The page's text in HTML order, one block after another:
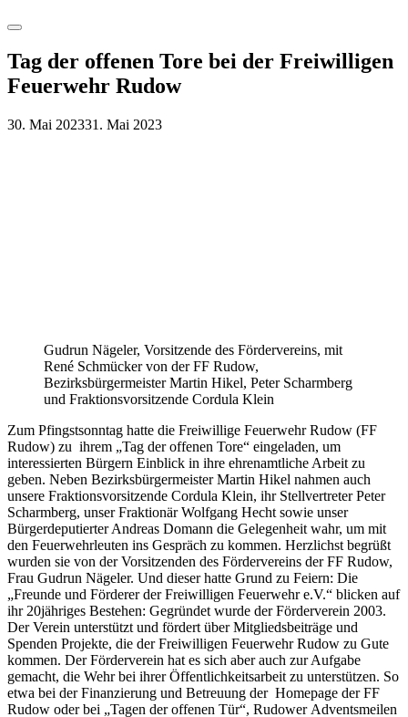
Menu
Tag der offenen Tore bei der Freiwilligen
Feuerwehr Rudow
30. Mai 202331. Mai 2023
Gudrun Nägeler, Vorsitzende des Fördervereins, mit
René Schmücker von der FF Rudow,
Bezirksbürgermeister Martin Hikel, Peter Scharmberg
und Fraktionsvorsitzende Cordula Klein
Zum Pfingstsonntag hatte die Freiwillige Feuerwehr Rudow (FF
Rudow) zu ihrem „Tag der offenen Tore“ eingeladen, um
interessierten Bürgern Einblick in ihre ehrenamtliche Arbeit zu
geben. Neben Bezirksbürgermeister Martin Hikel nahmen auch
unsere Fraktionsvorsitzende Cordula Klein, ihr Stellvertreter Peter
Scharmberg, unser Fraktionär Wolfgang Hecht sowie unser
Bürgerdeputierter Andreas Domann die Gelegenheit wahr, um mit
den Feuerwehrleuten ins Gespräch zu kommen. Herzlichst begrüßt
wurden sie von der Vorsitzenden des Fördervereins der FF Rudow,
Frau Gudrun Nägeler. Und dieser hatte Grund zu Feiern: Die
„Freunde und Förderer der Freiwilligen Feuerwehr e.V.“ blicken auf
ihr 20jähriges Bestehen: Gegründet wurde der Förderverein 2003.
Der Verein unterstützt und fördert über Mitgliedsbeiträge und
Spenden Projekte, die der Freiwilligen Feuerwehr Rudow zu Gute
kommen. Der Förderverein hat es sich aber auch zur Aufgabe
gemacht, die Wehr bei ihrer Öffentlichkeitsarbeit zu unterstützen. So
etwa bei der Finanzierung und Betreuung der Homepage der FF
Rudow oder bei „Tagen der offenen Tür“, Rudower Adventsmeilen